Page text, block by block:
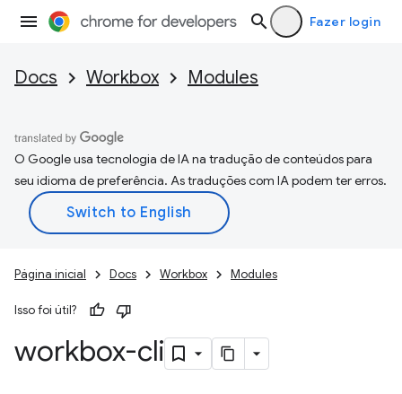
Fazer login
Docs Workbox Modules
O Google usa tecnologia de IA na tradução de conteúdos para
seu idioma de preferência. As traduções com IA podem ter erros.
Página inicial Docs Workbox Modules
Isso foi útil?
workbox-cli